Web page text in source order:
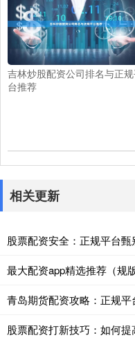
吉林炒股配资公司排名与正
台推荐
相关更新
股票配资安全：正规平台甄
最大配资app精选推荐（规版
青岛期货配资攻略：正规平
股票配资打新技巧：如何提